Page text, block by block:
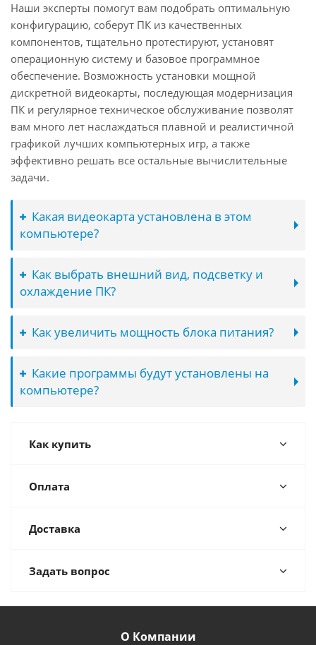
Наши эксперты помогут вам подобрать оптимальную
конфигурацию, соберут ПК из качественных
компонентов, тщательно протестируют, установят
операционную систему и базовое программное
обеспечение. Возможность установки мощной
дискретной видеокарты, последующая модернизация
ПК и регулярное техническое обслуживание позволят
вам много лет наслаждаться плавной и реалистичной
графикой лучших компьютерных игр, а также
эффективно решать все остальные вычислительные
задачи.
Какая видеокарта установлена в этом
компьютере?
Как выбрать внешний вид, подсветку и
охлаждение ПК?
Как увеличить мощность блока питания?
Какие программы будут установлены на
компьютере?
Как купить
Оплата
Доставка
Задать вопрос
О Компании